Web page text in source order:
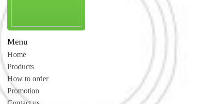
Menu
Home
Products
How to order
Promotion